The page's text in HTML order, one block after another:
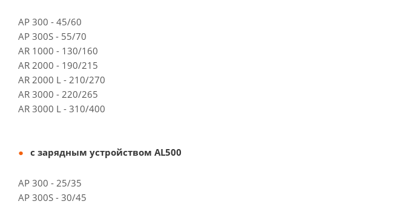
АP 300 - 45/60
АP 300S - 55/70
АR 1000 - 130/160
АR 2000 - 190/215
АR 2000 L - 210/270
АR 3000 - 220/265
АR 3000 L - 310/400
с зарядным устройством AL500
АP 300 - 25/35
АP 300S - 30/45